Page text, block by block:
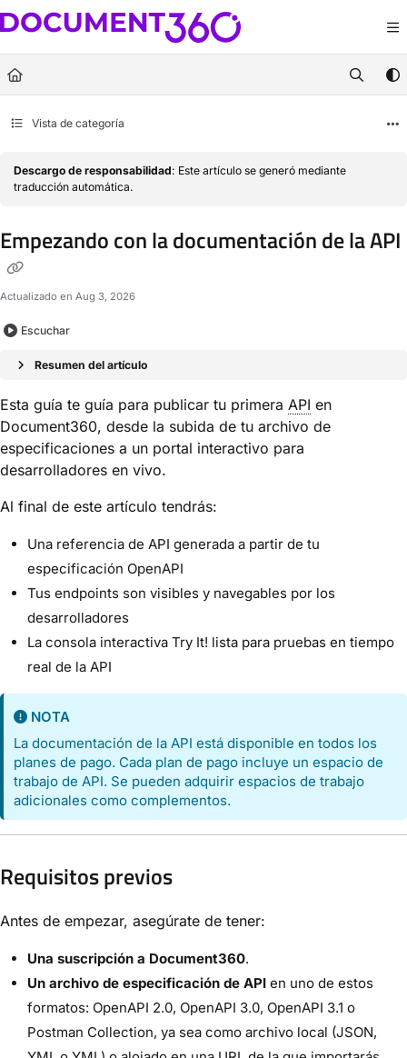
Documentation Index
Fetch the complete documentation index at:https://docs.document360.com/
Use this file to discover all available pages before exploring further.
Vista de categoría
Descargo de responsabilidad: Este artículo se generó mediante
traducción automática.
Empezando con la documentación de la API
Actualizado en Aug 3, 2026
Escuchar
Resumen del artículo
Esta guía te guía para publicar tu primera API en
Document360, desde la subida de tu archivo de
especificaciones a un portal interactivo para
desarrolladores en vivo.
Al final de este artículo tendrás:
Una referencia de API generada a partir de tu
especificación OpenAPI
Tus endpoints son visibles y navegables por los
desarrolladores
La consola interactiva Try It! lista para pruebas en tiempo
real de la API
NOTA
La documentación de la API está disponible en todos los
planes de pago. Cada plan de pago incluye un espacio de
trabajo de API. Se pueden adquirir espacios de trabajo
adicionales como complementos.
Requisitos previos
Antes de empezar, asegúrate de tener:
Una suscripción a Document360.
Un archivo de especificación de API en uno de estos
formatos: OpenAPI 2.0, OpenAPI 3.0, OpenAPI 3.1 o
Postman Collection, ya sea como archivo local (JSON,